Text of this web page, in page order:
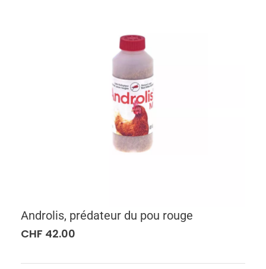
Androlis, prédateur du pou rouge
CHF 42.00